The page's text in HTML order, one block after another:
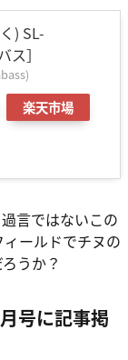
) SL-
ス］
楽天市場
言ではないこの
ールドでチヌの
うか？
号に記事掲